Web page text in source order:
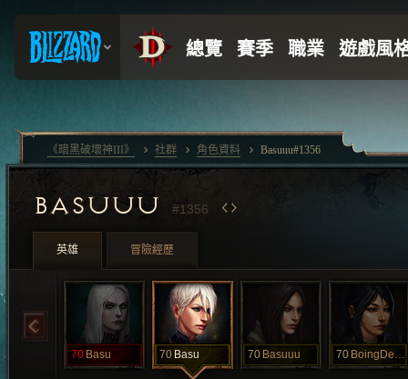
BASUUU #1356
英雄 冒險經歷
70 Basu 70 Basu 70 Basuuu 70 BoingDeMango
《暗黑破壞神III》 社群 角色資料 Basuuu#1356